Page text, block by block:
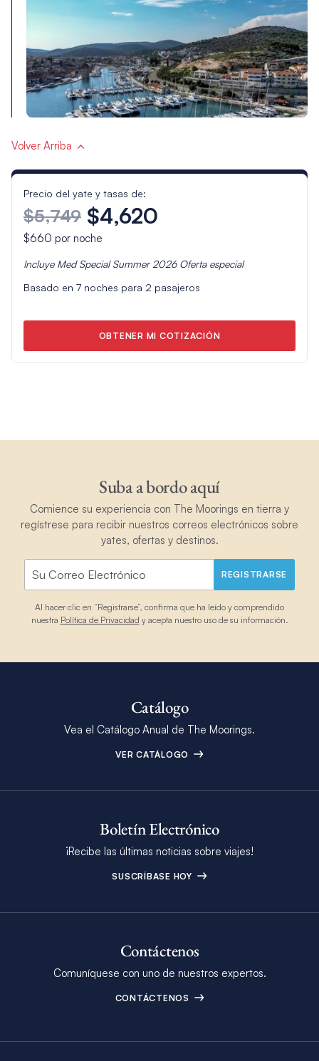
Volver Arriba
Precio del yate y tasas de:
$5,749 $4,620
$660 por noche
Incluye Med Special Summer 2026Oferta especial
Basado en 7noches para 2 pasajeros
OBTENER MI COTIZACIÓN
Suba a bordo aquí
Comience su experiencia con The Moorings en tierra y
regístrese para recibir nuestros correos electrónicos sobre
yates, ofertas y destinos.
REGISTRARSE
Al hacer clic en “Registrarse”, confirma que ha leído y comprendido
nuestra Política de Privacidad y acepta nuestro uso de su información.
Catálogo
Vea el Catálogo Anual de The Moorings.
VER CATÁLOGO
Boletín Electrónico
¡Recibe las últimas noticias sobre viajes!
SUSCRÍBASE HOY
Contáctenos
Comuníquese con uno de nuestros expertos.
CONTÁCTENOS